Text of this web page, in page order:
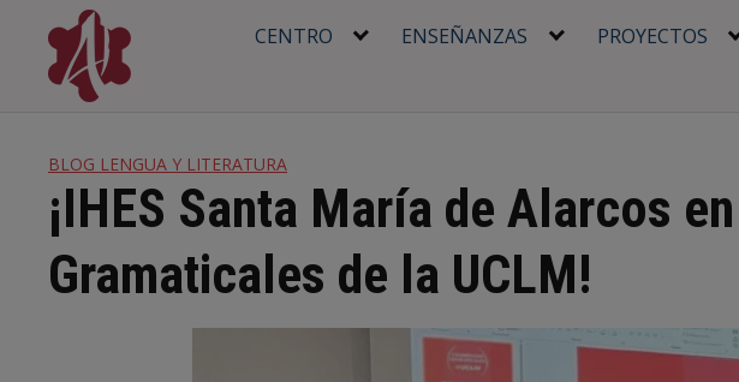
content
CENTRO ENSEÑANZAS PROYECTOS
BLOG LENGUA Y LITERATURA
¡IHES Santa María de Alarcos
Gramaticales de la UCLM!